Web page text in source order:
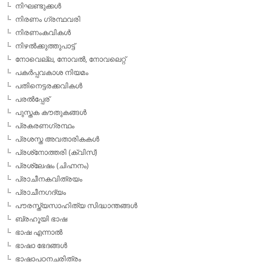
നിഘണ്ടുക്കള്‍
നിരണം ഗ്രന്ഥവരി
നിരണംകവികള്‍
നിഴല്‍ക്കുത്തുപാട്ട്
നോവെല്ല, നോവല്‍, നോവലെറ്റ്
പകര്‍പ്പവകാശ നിയമം
പതിനെട്ടരക്കവികള്‍
പരല്‍പ്പേര്
പുസ്തക കൗതുകങ്ങള്‍
പ്രകരണഗ്രന്ഥം
പ്രശസ്ത അവതാരികകള്‍
പ്രശ്‌നോത്തരി (ക്വിസ്)
പ്രശ്ലേഷം (ചിഹ്നനം)
പ്രാചീനകവിത്രയം
പ്രാചീനഗദ്യം
പൗരസ്ത്യസാഹിത്യ സിദ്ധാന്തങ്ങള്‍
ബ്രഹൂയി ഭാഷ
ഭാഷ എന്നാല്‍
ഭാഷാ ഭേദങ്ങള്‍
ഭാഷാപഠനചരിത്രം